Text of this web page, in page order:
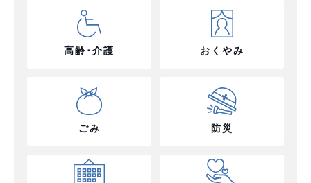
高齢･介護 おくやみ
ごみ 防災